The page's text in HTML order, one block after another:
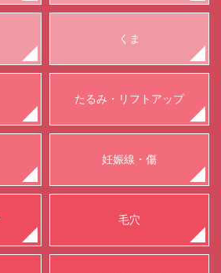
くま
たるみ・リフトアップ
妊娠線・傷
毛穴